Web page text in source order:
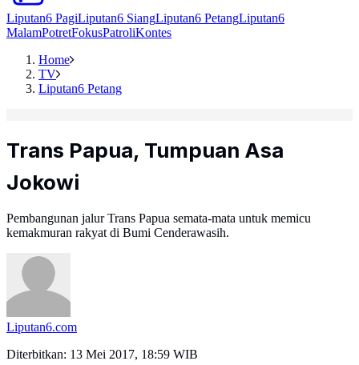
Liputan6 PagiLiputan6 SiangLiputan6 PetangLiputan6
MalamPotretFokusPatroliKontes
Home
TV
Liputan6 Petang
Trans Papua, Tumpuan Asa
Jokowi
Pembangunan jalur Trans Papua semata-mata untuk memicu
kemakmuran rakyat di Bumi Cenderawasih.
Liputan6.com
Diterbitkan: 13 Mei 2017, 18:59 WIB